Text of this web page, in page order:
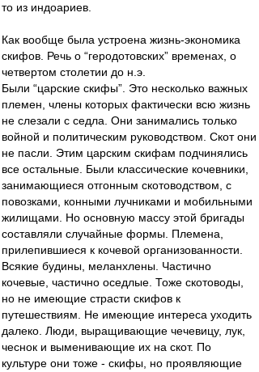
то из индоариев.
Как вообще была устроена жизнь-экономика
скифов. Речь о “геродотовских” временах, о
четвертом столетии до н.э.
Были “царские скифы”. Это несколько важных
племен, члены которых фактически всю жизнь
не слезали с седла. Они занимались только
войной и политическим руководством. Скот они
не пасли. Этим царским скифам подчинялись
все остальные. Были классические кочевники,
занимающиеся отгонным скотоводством, с
повозками, конными лучниками и мобильными
жилищами. Но основную массу этой бригады
составляли случайные формы. Племена,
прилепившиеся к кочевой организованности.
Всякие будины, меланхлены. Частично
кочевые, частично оседлые. Тоже скотоводы,
но не имеющие страсти скифов к
путешествиям. Не имеющие интереса уходить
далеко. Люди, выращивающие чечевицу, лук,
чеснок и выменивающие их на скот. По
культуре они тоже - скифы, но проявляющие